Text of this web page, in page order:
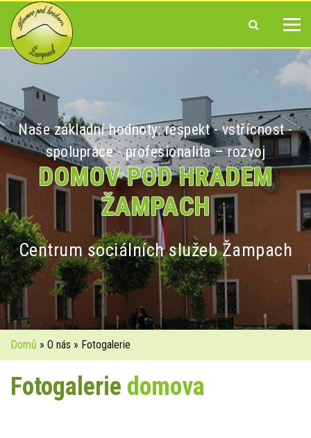
Naše základní hodnoty: respekt - vstřícnost -
spolupráce - profesionalita – rozvoj
DOMOV POD HRADEM
ŽAMPACH
Centrum sociálních služeb Žampach
Domů » O nás » Fotogalerie
Fotogalerie domova